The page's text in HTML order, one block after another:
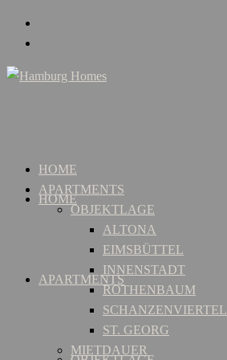
HOME
APARTMENTS
HOME
APARTMENTS
OBJEKTLAGE
ALTONA
EIMSBÜTTEL
INNENSTADT
ROTHENBAUM
SCHANZENVIERTEL
ST. GEORG
MIETDAUER